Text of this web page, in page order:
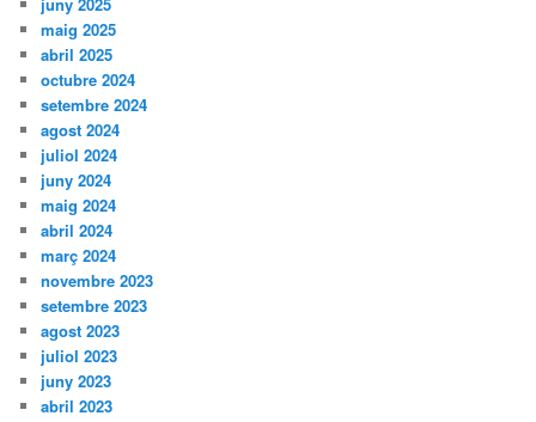
maig 2025
abril 2025
octubre 2024
setembre 2024
agost 2024
juliol 2024
juny 2024
maig 2024
abril 2024
març 2024
novembre 2023
setembre 2023
agost 2023
juliol 2023
juny 2023
abril 2023